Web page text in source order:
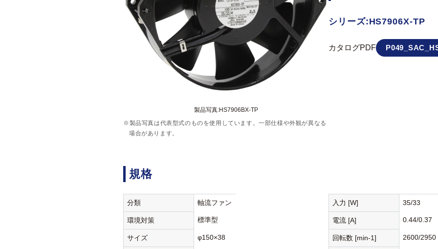
製品写真:HS7906BX-TP
※製品写真は代表型式のものを使用しています。一部仕様や外観が異なる
場合があります。
シリーズ:HS7906X-TP
カタログPDF
規格
分類 軸流ファン
環境対策 標準型
サイズ φ150×38
入力 [W] 35/33
電流 [A] 0.44/0.37
回転数 [min-1] 2600/2950